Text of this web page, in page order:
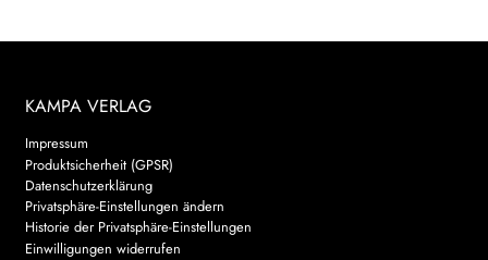
KAMPA VERLAG
Impressum
Produktsicherheit (GPSR)
Datenschutzerklärung
Privatsphäre-Einstellungen ändern
Historie der Privatsphäre-Einstellungen
Einwilligungen widerrufen